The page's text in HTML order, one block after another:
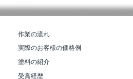
作業の流れ
実際のお客様の価格例
塗料の紹介
受賞経歴